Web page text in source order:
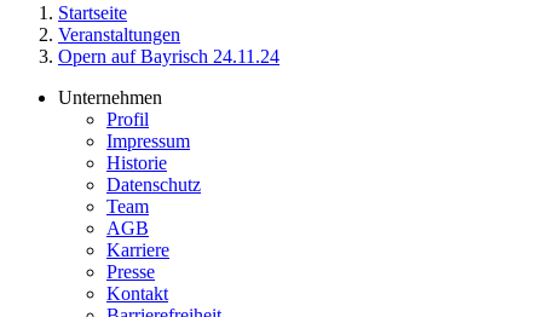
Pfadnavigation
Startseite
Veranstaltungen
Opern auf Bayrisch 24.11.24
Footer
Service-
MünchenMusik
Unternehmen
Profil
Impressum
Historie
Datenschutz
Team
AGB
Karriere
Presse
Kontakt